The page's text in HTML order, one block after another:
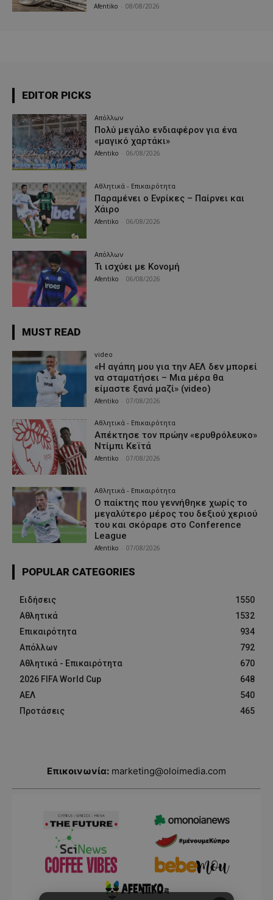
Afentiko 08/08/2026
EDITOR PICKS
Απόλλων
Πολύ μεγάλο ενδιαφέρον για ένα
«μαγικό χαρτάκι»
Afentiko 06/08/2026
Αθλητικά - Επικαιρότητα
Παραμένει ο Ενρίκες – Παίρνει και
Χάιρο
Afentiko 06/08/2026
Απόλλων
Τι ισχύει με Κονομή
Afentiko 06/08/2026
MUST READ
video
«Η αγάπη μου για την ΑΕΛ δεν μπορεί
να σταματήσει – Μια μέρα θα
είμαστε ξανά μαζί» (video)
Afentiko 07/08/2026
Αθλητικά - Επικαιρότητα
Απέκτησε τον πρώην «ερυθρόλευκο»
Ντίμπι Κεϊτά
Afentiko 07/08/2026
Αθλητικά - Επικαιρότητα
Ο παίκτης που γεννήθηκε χωρίς το
μεγαλύτερο μέρος του δεξιού χεριού
του και σκόραρε στο Conference
League
Afentiko 07/08/2026
POPULAR CATEGORIES
Ειδήσεις
1550
Αθλητικά
1532
Επικαιρότητα
934
Απόλλων
792
Αθλητικά - Επικαιρότητα
670
2026 FIFA World Cup
648
ΑΕΛ
540
Προτάσεις
465
Επικοινωνία: marketing@oloimedia.com